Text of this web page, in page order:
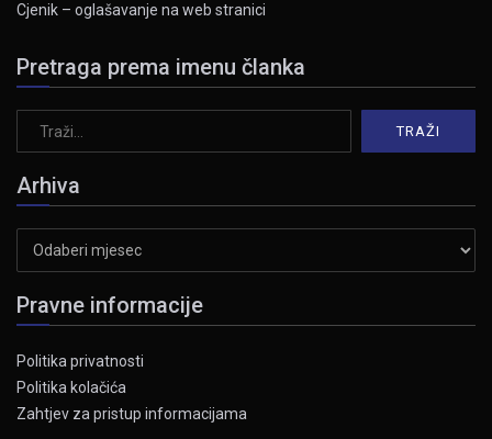
Cjenik – oglašavanje na web stranici
Pretraga prema imenu članka
Arhiva
Pravne informacije
Politika privatnosti
Politika kolačića
Zahtjev za pristup informacijama